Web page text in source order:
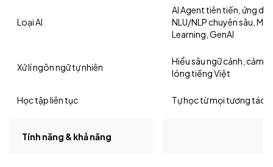
Loại AI
AI Agent tiên tiến, ứng
NLU/NLP chuyên sâu,
Learning, GenAI
Xử lí ngôn ngữ tự nhiên
Hiểu sâu ngữ cảnh, cảm
lóng tiếng Việt
Học tập liên tục Tự học từ mọi tương tác
Tính năng & khả năng